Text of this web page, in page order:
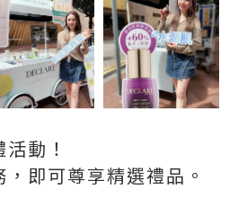
動！
即可尊享精選禮品。